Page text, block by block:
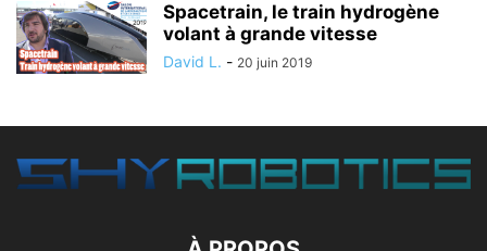
Spacetrain, le train hydrogène
volant à grande vitesse
David L. - 20 juin 2019